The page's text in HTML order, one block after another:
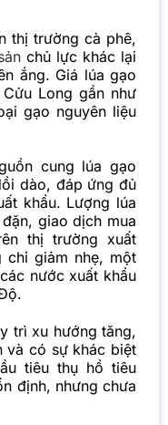
thị trường cà phê,
chủ lực khác lại
ắng. Giá lúa gạo
Long gần như
gạo nguyên liệu
cung lúa gạo
dào, đáp ứng đủ
khẩu. Lượng lúa
giao dịch mua
thị trường xuất
chỉ giảm nhẹ, một
nước xuất khẩu
trì xu hướng tăng,
và có sự khác biệt
tiêu thụ hồ tiêu
định, nhưng chưa